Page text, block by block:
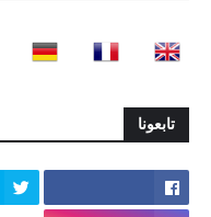
تابعونا